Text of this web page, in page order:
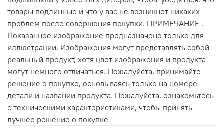
товары подлинные и что у вас не возникнет никаких
проблем после совершения покупки. ПРИМЕЧАНИЕ .
Показанное изображение предназначено только для
иллюстрации. Изображения могут представлять собой
реальный продукт, хотя цвет изображения и продукта
могут немного отличаться. Пожалуйста, принимайте
решение о покупке, основываясь только на номере
детали и названии продукта. Пожалуйста, ознакомьтесь
с техническими характеристиками, чтобы принять
лучшее решение о покупке